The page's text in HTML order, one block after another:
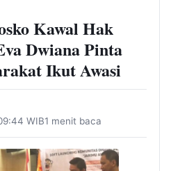
Kawal Hak
Dwiana Pinta
Ikut Awasi
WIB1 menit baca